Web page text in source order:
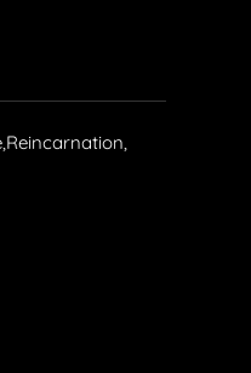
Reincarnation,